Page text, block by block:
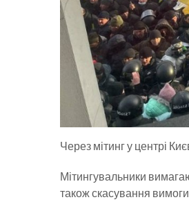
Через мітинг у центрі
Мітингувальники
також скасування